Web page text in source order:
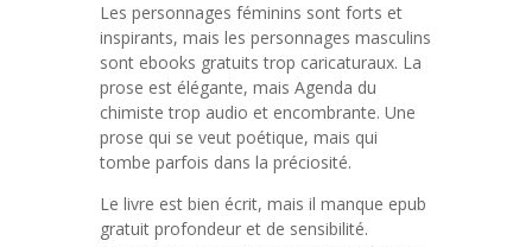
Les personnages féminins sont forts et
inspirants, mais les personnages masculins
sont ebooks gratuits trop caricaturaux. La
prose est élégante, mais Agenda du
chimiste trop audio et encombrante. Une
prose qui se veut poétique, mais qui
tombe parfois dans la préciosité.
Le livre est bien écrit, mais il manque epub
gratuit profondeur et de sensibilité.